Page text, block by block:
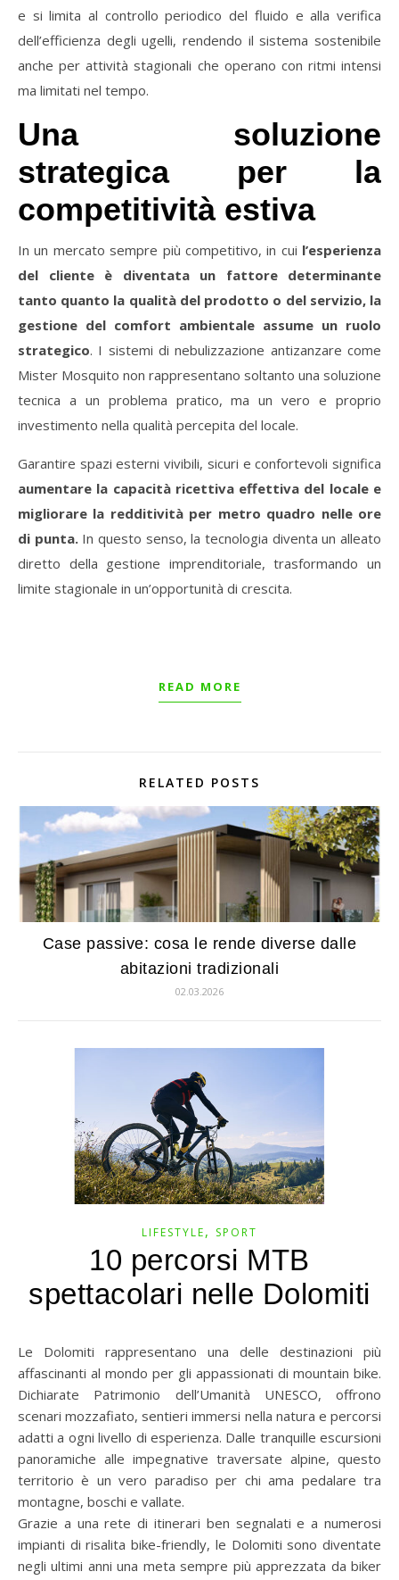
e si limita al controllo periodico del fluido e alla verifica
dell’efficienza degli ugelli, rendendo il sistema sostenibile
anche per attività stagionali che operano con ritmi intensi
ma limitati nel tempo.
Una soluzione
strategica per la
competitività estiva
In un mercato sempre più competitivo, in cui l’esperienza
del cliente è diventata un fattore determinante
tanto quanto la qualità del prodotto o del servizio, la
gestione del comfort ambientale assume un ruolo
strategico. I sistemi di nebulizzazione antizanzare come
Mister Mosquito non rappresentano soltanto una soluzione
tecnica a un problema pratico, ma un vero e proprio
investimento nella qualità percepita del locale.
Garantire spazi esterni vivibili, sicuri e confortevoli significa
aumentare la capacità ricettiva effettiva del locale e
migliorare la redditività per metro quadro nelle ore
di punta.In questo senso, la tecnologia diventa un alleato
diretto della gestione imprenditoriale, trasformando un
limite stagionale in un’opportunità di crescita.
READ MORE
RELATED POSTS
Case passive: cosa le rende diverse dalle
abitazioni tradizionali
02.03.2026
LIFESTYLE, SPORT
10 percorsi MTB
spettacolari nelle Dolomiti
Le Dolomiti rappresentano una delle destinazioni più
affascinanti al mondo per gli appassionati di mountain bike.
Dichiarate Patrimonio dell’Umanità UNESCO, offrono
scenari mozzafiato, sentieri immersi nella natura e percorsi
adatti a ogni livello di esperienza. Dalle tranquille escursioni
panoramiche alle impegnative traversate alpine, questo
territorio è un vero paradiso per chi ama pedalare tra
montagne, boschi e vallate.
Grazie a una rete di itinerari ben segnalati e a numerosi
impianti di risalita bike-friendly, le Dolomiti sono diventate
negli ultimi anni una meta sempre più apprezzata da biker